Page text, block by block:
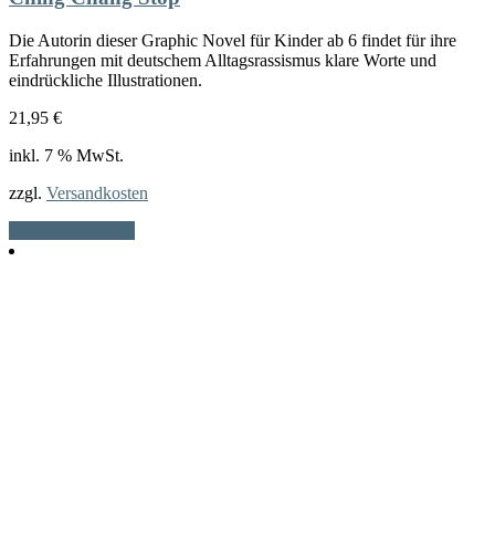
Die Autorin dieser Graphic Novel für Kinder ab 6 findet für ihre
Erfahrungen mit deutschem Alltagsrassismus klare Worte und
eindrückliche Illustrationen.
21,95 €
inkl. 7 % MwSt.
zzgl. Versandkosten